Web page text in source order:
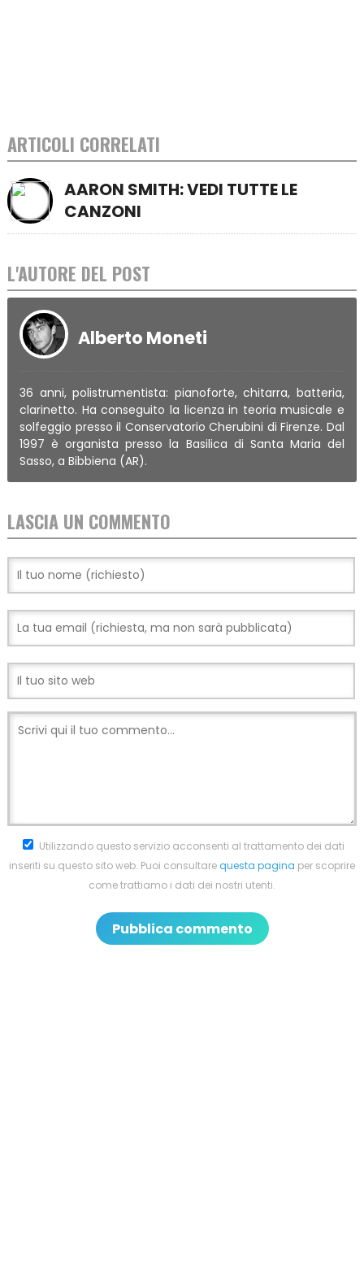
ARTICOLI CORRELATI
AARON SMITH: VEDI TUTTE LE
CANZONI
L'AUTORE DEL POST
Alberto Moneti
36 anni, polistrumentista: pianoforte, chitarra, batteria,
clarinetto. Ha conseguito la licenza in teoria musicale e
solfeggio presso il Conservatorio Cherubini di Firenze. Dal
1997 è organista presso la Basilica di Santa Maria del
Sasso, a Bibbiena (AR).
LASCIA UN COMMENTO
Utilizzando questo servizio acconsenti al trattamento dei dati
inseriti su questo sito web. Puoi consultarequesta pagina per scoprire
come trattiamo i dati dei nostri utenti.